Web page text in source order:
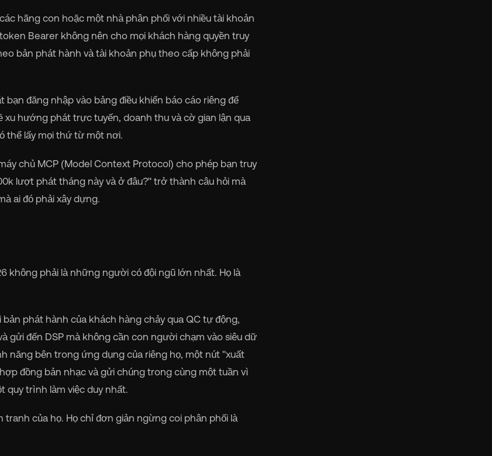
hãng con hoặc một nhà phân phối với nhiều tài khoản
Bearer không nên cho mọi khách hàng quyền truy
bản phát hành và tài khoản phụ theo cấp không phải
bạn đăng nhập vào bảng điều khiển báo cáo riêng để
xu hướng phát trực tuyến, doanh thu và cờ gian lận qua
thể lấy mọi thứ từ một nơi.
chủ MCP (Model Context Protocol) cho phép bạn truy
lượt phát tháng này và ở đâu?" trở thành câu hỏi mà
ai đó phải xây dựng.
không phải là những người có đội ngũ lớn nhất. Họ là
phát hành của khách hàng chảy qua QC tự động,
gửi đến DSP mà không cần con người chạm vào siêu dữ
năng bên trong ứng dụng của riêng họ, một nút "xuất
đồng bản nhạc và gửi chúng trong cùng một tuần vì
quy trình làm việc duy nhất.
của họ. Họ chỉ đơn giản ngừng coi phân phối là